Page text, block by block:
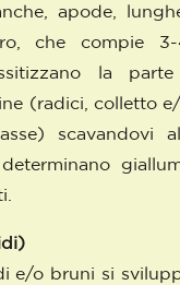
apode,
che compie 3-
la
(radici, colletto
scavandovi
e/o bruni si